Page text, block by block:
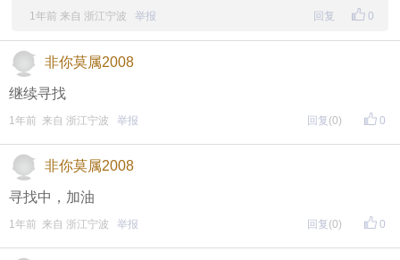
0
1年前 来自 浙江宁波 举报 回复
非你莫属2008
继续寻找
0
1年前 来自 浙江宁波 举报 回复 (0)
非你莫属2008
寻找中，加油
0
1年前 来自 浙江宁波 举报 回复 (0)